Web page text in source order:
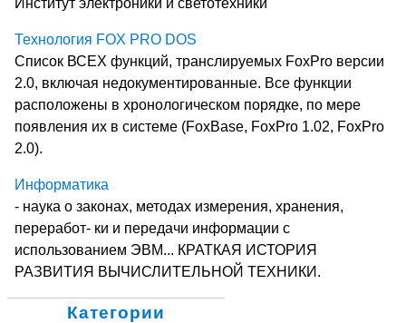
Институт электроники и светотехники
Технология FOX PRO DOS
Список ВСЕХ функций, транслируемых FoxPro версии
2.0, включая недокументированные. Все функции
расположены в хронологическом порядке, по мере
появления их в системе (FoxBase, FoxPro 1.02, FoxPro
2.0).
Информатика
- наука о законах, методах измерения, хранения,
переработ- ки и передачи информации с
использованием ЭВМ... КРАТКАЯ ИСТОРИЯ
РАЗВИТИЯ ВЫЧИСЛИТЕЛЬНОЙ ТЕХНИКИ.
Категории